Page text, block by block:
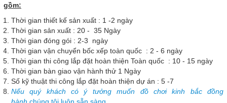
gồm:
Thời gian thiết kế sản xuất : 1 -2 ngày
Thời gian sản xuất : 20 - 35 Ngày
Thời gian đóng gói : 2-3 ngày
Thời gian vận chuyển bốc xếp toàn quốc : 2 - 6 ngày
Thời gian thi công lắp đặt hoàn thiện Toàn quốc : 10 - 15 ngày
Thời gian bàn giao vận hành thử 1 Ngày
Số kỹ thuật thi công lắp đặt hoàn thiện dự án : 5 -7
Nếu quý khách có ý tưởng muốn đồ chơi kinh bắc đồng
hành chúng tôi luôn sẵn sàng